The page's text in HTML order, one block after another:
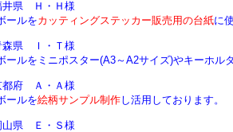
井県 Ｈ・Ｈ様
ールをカッティングステッカー販売用の台紙に
森県 Ｉ・Ｔ様
ールをミニポスター(A3～A2サイズ)やキーホル
都府 Ａ・Ａ様
ールを絵柄サンプル制作し活用しております。
山県 Ｅ・Ｓ様